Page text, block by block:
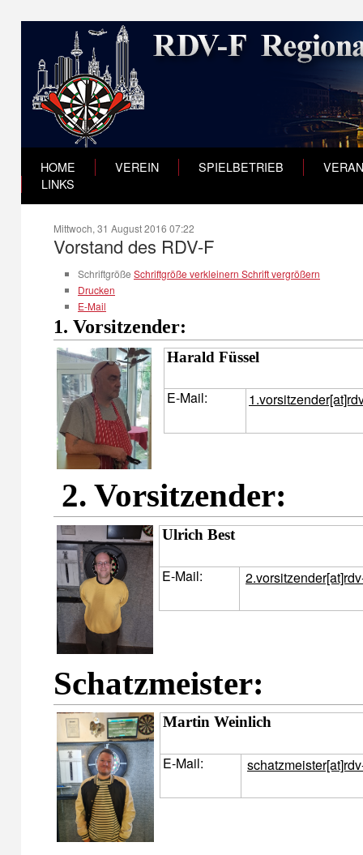
HOME VEREIN SPIELBETRIEB
LINKS
Mittwoch, 31 August 2016 07:22
Vorstand des RDV-F
Schriftgröße Schriftgröße verkleinern Schrift vergrößern
Drucken
E-Mail
1. Vorsitzender:
Harald Füssel
E-Mail:
2. Vorsitzender:
Ulrich Best
E-Mail:
Schatzmeister:
Martin Weinlich
E-Mail: